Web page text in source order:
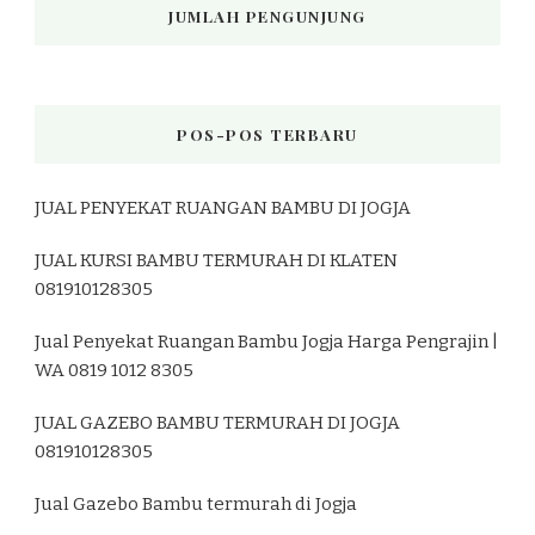
JUMLAH PENGUNJUNG
POS-POS TERBARU
JUAL PENYEKAT RUANGAN BAMBU DI JOGJA
JUAL KURSI BAMBU TERMURAH DI KLATEN
081910128305
Jual Penyekat Ruangan Bambu Jogja Harga Pengrajin |
WA 0819 1012 8305
JUAL GAZEBO BAMBU TERMURAH DI JOGJA
081910128305
Jual Gazebo Bambu termurah di Jogja